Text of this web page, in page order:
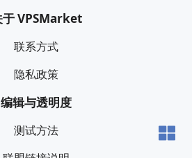
于 VPSMarket
联系方式
隐私政策
编辑与透明度
测试方法